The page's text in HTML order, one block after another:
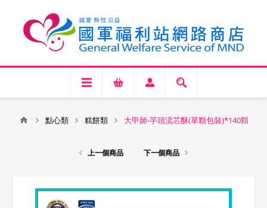
點心類 糕餅類 大甲師-芋頭流芯酥(單顆包裝)*140顆
上一個商品 下一個商品